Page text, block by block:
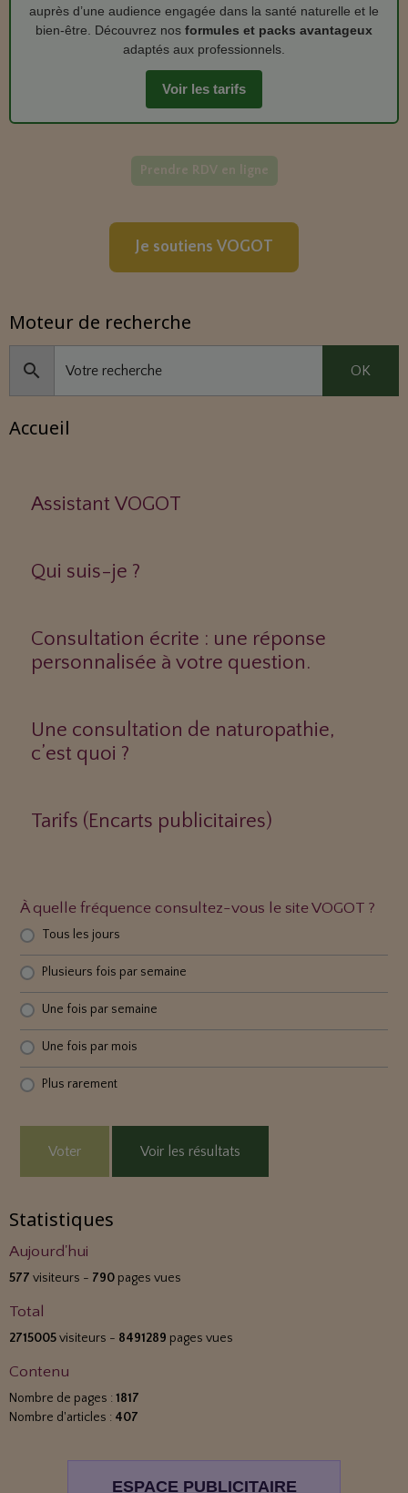
auprès d’une audience engagée dans la santé naturelle et le
bien‑être. Découvrez nos formules et packs avantageux
adaptés aux professionnels.
Voir les tarifs
Prendre RDV en ligne
Je soutiens VOGOT
Moteur de recherche
OK
Accueil
Assistant VOGOT
Qui suis-je ?
Consultation écrite : une réponse
personnalisée à votre question.
Une consultation de naturopathie,
c’est quoi ?
Tarifs (Encarts publicitaires)
À quelle fréquence consultez-vous le site VOGOT ?
Tous les jours
Plusieurs fois par semaine
Une fois par semaine
Une fois par mois
Plus rarement
Voter Voir les résultats
Statistiques
Aujourd'hui
577 visiteurs - 790 pages vues
Total
2715005visiteurs - 8491289 pages vues
Contenu
Nombre de pages : 1817
Nombre d'articles : 407
ESPACE PUBLICITAIRE